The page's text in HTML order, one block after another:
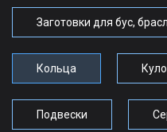
Заготовки для бус,
Кольца
Подвески